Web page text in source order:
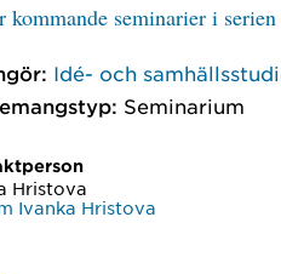
kommande seminarier i serien
Idé- och
Seminarium
Hristova
Ivanka Hristova